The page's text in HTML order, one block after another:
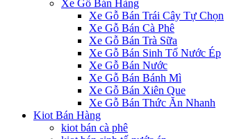
Xe Gỗ Bán Hàng
Xe Gỗ Bán Trái Cây Tự Chọn
Xe Gỗ Bán Cà Phê
Xe Gỗ Bán Trà Sữa
Xe Gỗ Bán Sinh Tố Nước Ép
Xe Gỗ Bán Nước
Xe Gỗ Bán Bánh Mì
Xe Gỗ Bán Xiên Que
Xe Gỗ Bán Thức Ăn Nhanh
Kiot Bán Hàng
kiot bán cà phê